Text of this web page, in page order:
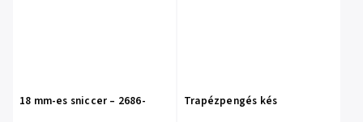
18 mm-es sniccer – 2686- Trapézpengés kés